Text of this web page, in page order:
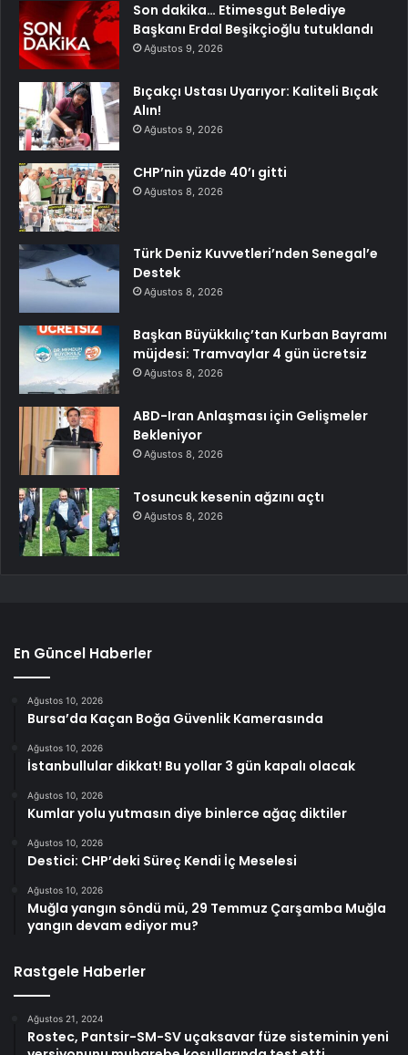
Son dakika… Etimesgut Belediye
Başkanı Erdal Beşikçioğlu tutuklandı
Ağustos 9, 2026
Bıçakçı Ustası Uyarıyor: Kaliteli Bıçak
Alın!
Ağustos 9, 2026
CHP’nin yüzde 40’ı gitti
Ağustos 8, 2026
Türk Deniz Kuvvetleri’nden Senegal’e
Destek
Ağustos 8, 2026
Başkan Büyükkılıç’tan Kurban Bayramı
müjdesi: Tramvaylar 4 gün ücretsiz
Ağustos 8, 2026
ABD-Iran Anlaşması için Gelişmeler
Bekleniyor
Ağustos 8, 2026
Tosuncuk kesenin ağzını açtı
Ağustos 8, 2026
En Güncel Haberler
Ağustos 10, 2026
Bursa’da Kaçan Boğa Güvenlik Kamerasında
Ağustos 10, 2026
İstanbullular dikkat! Bu yollar 3 gün kapalı olacak
Ağustos 10, 2026
Kumlar yolu yutmasın diye binlerce ağaç diktiler
Ağustos 10, 2026
Destici: CHP’deki Süreç Kendi İç Meselesi
Ağustos 10, 2026
Muğla yangın söndü mü, 29 Temmuz Çarşamba Muğla
yangın devam ediyor mu?
Rastgele Haberler
Ağustos 21, 2024
Rostec, Pantsir-SM-SV uçaksavar füze sisteminin yeni